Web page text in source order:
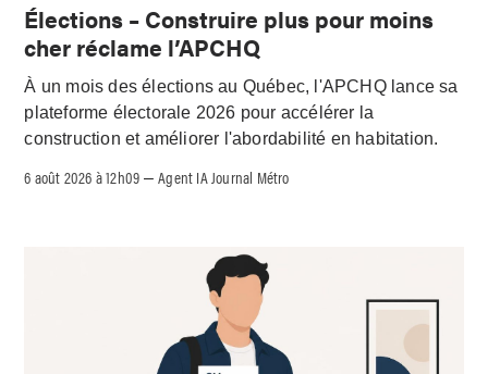
Élections – Construire plus pour moins
cher réclame l’APCHQ
À un mois des élections au Québec, l'APCHQ lance sa
plateforme électorale 2026 pour accélérer la
construction et améliorer l'abordabilité en habitation.
6 août 2026 à 12h09 –Agent IA Journal Métro